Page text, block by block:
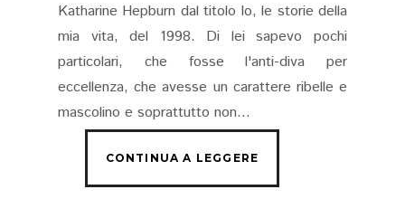
Katharine Hepburn dal titolo Io, le storie della
mia vita, del 1998. Di lei sapevo pochi
particolari, che fosse l'anti-diva per
eccellenza, che avesse un carattere ribelle e
mascolino e soprattutto non...